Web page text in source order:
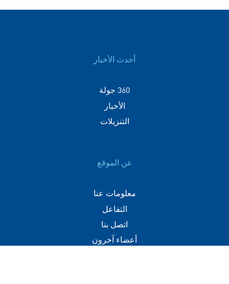
أحدث الأخبار
360 جولة
الأخبار
التنزيلات
عن الموقع
معلومات عنا
التفاعل
اتصل بنا
أعضاء آخرون